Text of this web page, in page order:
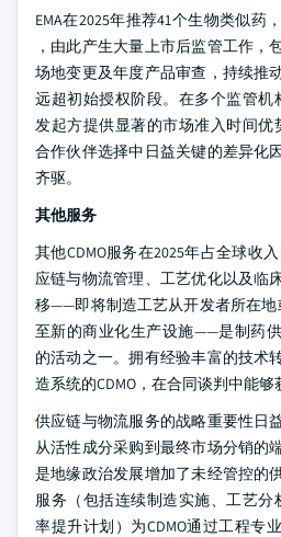
EMA在2025年推荐41个生物类似药
，由此产生大量上市后监管工作，
场地变更及年度产品审查，持续推
远超初始授权阶段。在多个监管机
发起方提供显著的市场准入时间优
合作伙伴选择中日益关键的差异化
齐驱。
其他服务
其他CDMO服务在2025年占全球收
应链与物流管理、工艺优化以及临
移——即将制造工艺从开发者所在地
至新的商业化生产设施——是制药
的活动之一。拥有经验丰富的技术
造系统的CDMO，在合同谈判中能够
供应链与物流服务的战略重要性日
从活性成分采购到最终市场分销的
是地缘政治发展增加了未经管控的
服务（包括连续制造实施、工艺分
率提升计划）为CDMO通过工程专